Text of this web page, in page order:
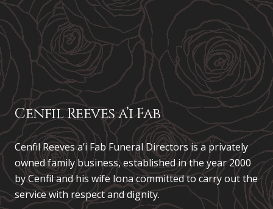
Cenfil Reeves a’i Fab
Cenfil Reeves a’i Fab Funeral Directors is a privately
owned family business, established in the year 2000
by Cenfil and his wife Iona committed to carry out the
service with respect and dignity.